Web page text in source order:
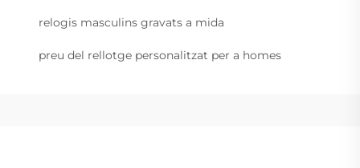
relogis masculins gravats a mida
preu del rellotge personalitzat per a homes